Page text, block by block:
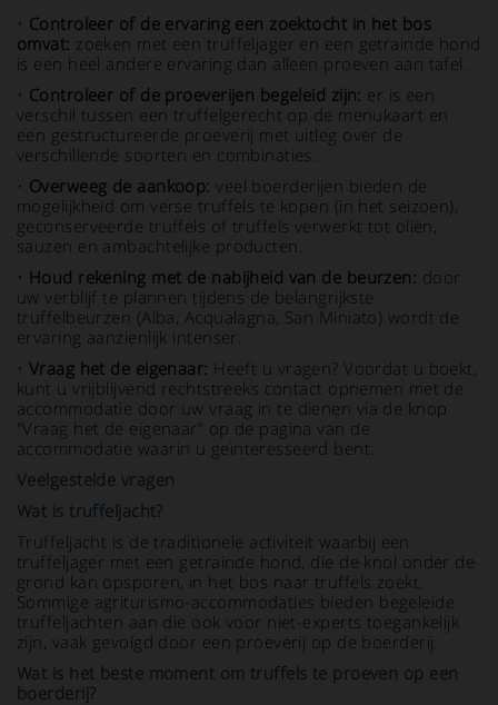
• Controleer of de ervaring een zoektocht in het bos
omvat: zoeken met een truffeljager en een getrainde hond
is een heel andere ervaring dan alleen proeven aan tafel.
• Controleer of de proeverijen begeleid zijn: er is een
verschil tussen een truffelgerecht op de menukaart en
een gestructureerde proeverij met uitleg over de
verschillende soorten en combinaties.
• Overweeg de aankoop: veel boerderijen bieden de
mogelijkheid om verse truffels te kopen (in het seizoen),
geconserveerde truffels of truffels verwerkt tot oliën,
sauzen en ambachtelijke producten.
• Houd rekening met de nabijheid van de beurzen: door
uw verblijf te plannen tijdens de belangrijkste
truffelbeurzen (Alba, Acqualagna, San Miniato) wordt de
ervaring aanzienlijk intenser.
• Vraag het de eigenaar: Heeft u vragen? Voordat u boekt,
kunt u vrijblijvend rechtstreeks contact opnemen met de
accommodatie door uw vraag in te dienen via de knop
"Vraag het de eigenaar" op de pagina van de
accommodatie waarin u geïnteresseerd bent.
Veelgestelde vragen
Wat is truffeljacht?
Truffeljacht is de traditionele activiteit waarbij een
truffeljager met een getrainde hond, die de knol onder de
grond kan opsporen, in het bos naar truffels zoekt.
Sommige agriturismo-accommodaties bieden begeleide
truffeljachten aan die ook voor niet-experts toegankelijk
zijn, vaak gevolgd door een proeverij op de boerderij.
Wat is het beste moment om truffels te proeven op een
boerderij?